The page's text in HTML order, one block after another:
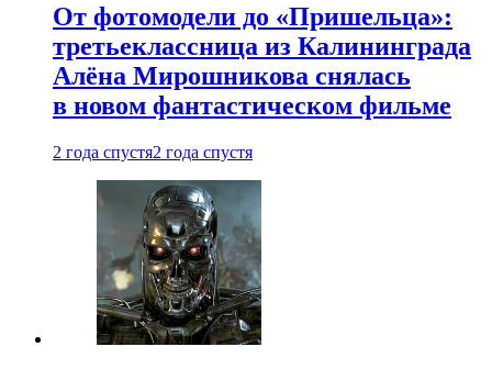
От фотомодели до «Пришельца»:
третьеклассница из Калининграда
Алёна Мирошникова снялась
в новом фантастическом фильме
2 года спустя2 года спустя